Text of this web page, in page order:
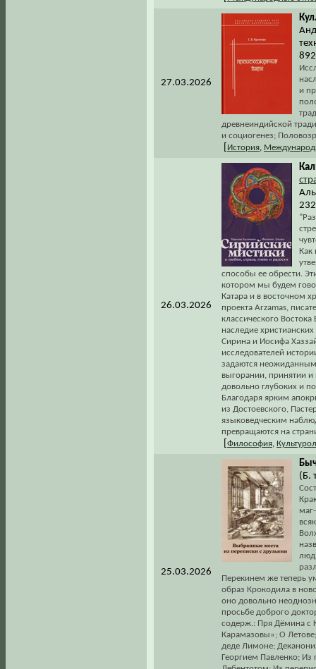
27.03.2026
и
древнеиндийской
и социогенез;
История,
26.03.2026
Как
способы ее обрести.
котором мы будем
Катара и в восточном
проекта Arzamas,
классического
наследие
Сирина и Иосифа
исследователей
задаются
выгорании, принятии
довольно глубоких и
Благодаря ярким
из Достоевского,
языковедческим
превращаются на
Философия,
25.03.2026
(Б.
Перекинем же теперь
образ Крокодила в
оно довольно
просьбе доброго
содерж.: Пря Дёмина с
Карамазовы»; О
деде Лимоне;
Георгием Павленко;